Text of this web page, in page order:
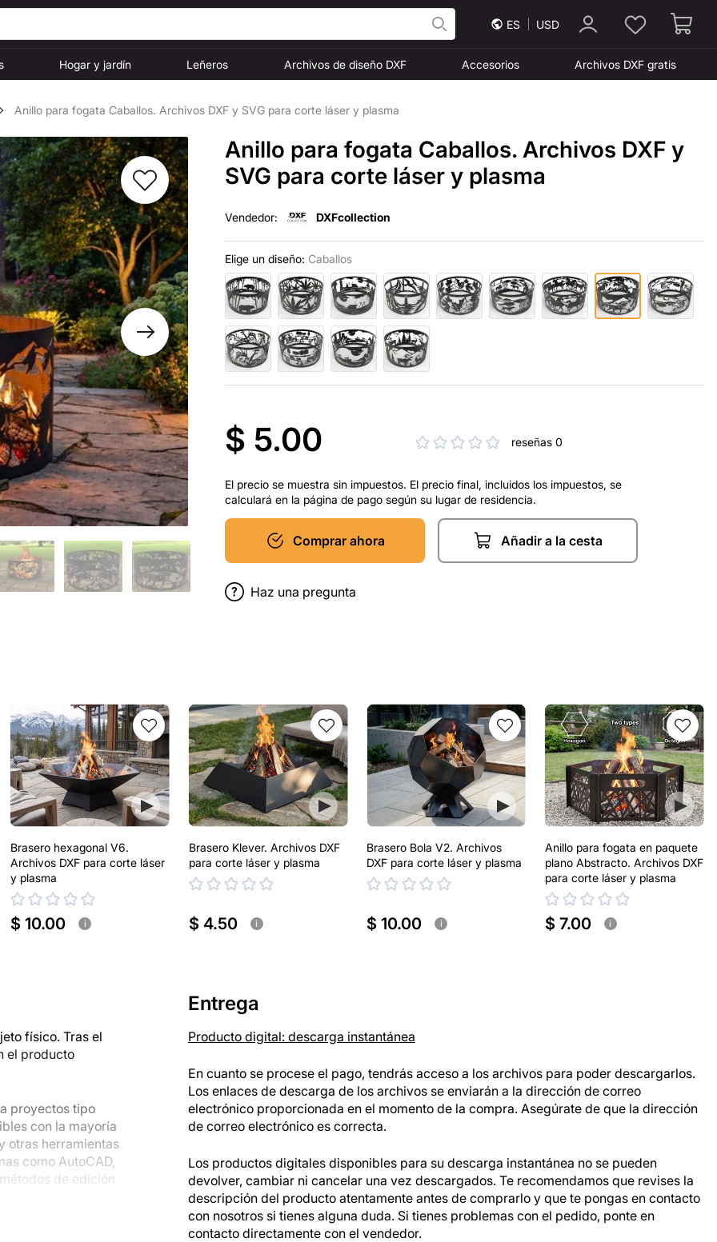
ES USD
Hogar y jardín Leñeros Archivos de diseño DXF Accesorios Archivos DXF gratis
Anillo para fogata Caballos. Archivos DXF y SVG para corte láser y plasma
Anillo para fogata Caballos. Archivos DXF y
SVG para corte láser y plasma
Vendedor: DXFcollection
Elige un diseño: Caballos
$ 5.00 reseñas 0
El precio se muestra sin impuestos. El precio final, incluidos los impuestos, se
calculará en la página de pago según su lugar de residencia.
Comprar ahora Añadir a la cesta
Haz una pregunta
Brasero hexagonal V6.
Archivos DXF para corte láser
y plasma
$ 10.00 i
Brasero Klever. Archivos DXF
para corte láser y plasma
$ 4.50 i
Brasero Bola V2. Archivos
DXF para corte láser y plasma
$ 10.00 i
Anillo para fogata en paquete
plano Abstracto. Archivos DXF
para corte láser y plasma
$ 7.00 i
físico. Tras el
el producto
proyectos tipo
con la mayoría
otras herramientas
como AutoCAD,
de edición
Entrega
Producto digital: descarga instantánea
En cuanto se procese el pago, tendrás acceso a los archivos para poder descargarlos.
Los enlaces de descarga de los archivos se enviarán a la dirección de correo
electrónico proporcionada en el momento de la compra. Asegúrate de que la dirección
de correo electrónico es correcta.
Los productos digitales disponibles para su descarga instantánea no se pueden
devolver, cambiar ni cancelar una vez descargados. Te recomendamos que revises la
descripción del producto atentamente antes de comprarlo y que te pongas en contacto
con nosotros si tienes alguna duda. Si tienes problemas con el pedido, ponte en
contacto directamente con el vendedor.